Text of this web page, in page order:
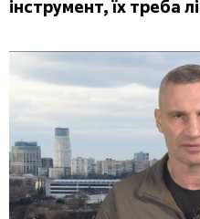
інструмент, їх треба